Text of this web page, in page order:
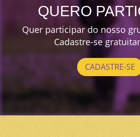
QUERO
Quer participar do nosso
Cadastre-se
CADASTRE-SE